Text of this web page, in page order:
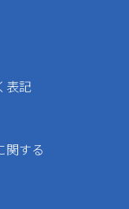
表記
関する